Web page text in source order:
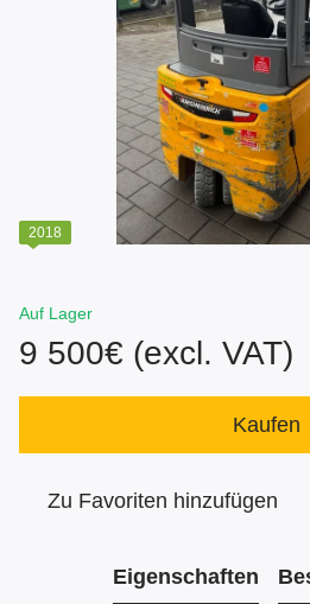
2018
Auf Lager
9 500€ (excl. VAT)
Kaufen
Zu Favoriten hinzufügen
Eigenschaften